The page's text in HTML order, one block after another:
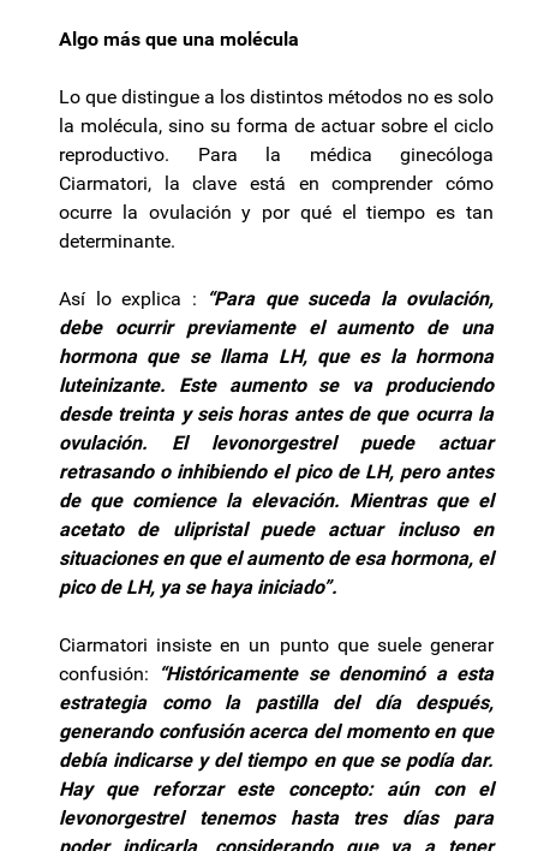
Algo más que una molécula
Lo que distingue a los distintos métodos no es solo
la molécula, sino su forma de actuar sobre el ciclo
reproductivo. Para la médica ginecóloga
Ciarmatori, la clave está en comprender cómo
ocurre la ovulación y por qué el tiempo es tan
determinante.
Así lo explica :
“Para que suceda la ovulación,
debe ocurrir previamente el aumento de una
hormona que se llama LH, que es la hormona
luteinizante. Este aumento se va produciendo
desde treinta y seis horas antes de que ocurra la
ovulación. El levonorgestrel puede actuar
retrasando o inhibiendo el pico de LH, pero antes
de que comience la elevación. Mientras que el
acetato de ulipristal puede actuar incluso en
situaciones en que el aumento de esa hormona, el
pico de LH, ya se haya iniciado”.
Ciarmatori insiste en un punto que suele generar
confusión:
“Históricamente se denominó a esta
estrategia como la pastilla del día después,
generando confusión acerca del momento en que
debía indicarse y del tiempo en que se podía dar.
Hay que reforzar este concepto: aún con el
levonorgestrel tenemos hasta tres días para